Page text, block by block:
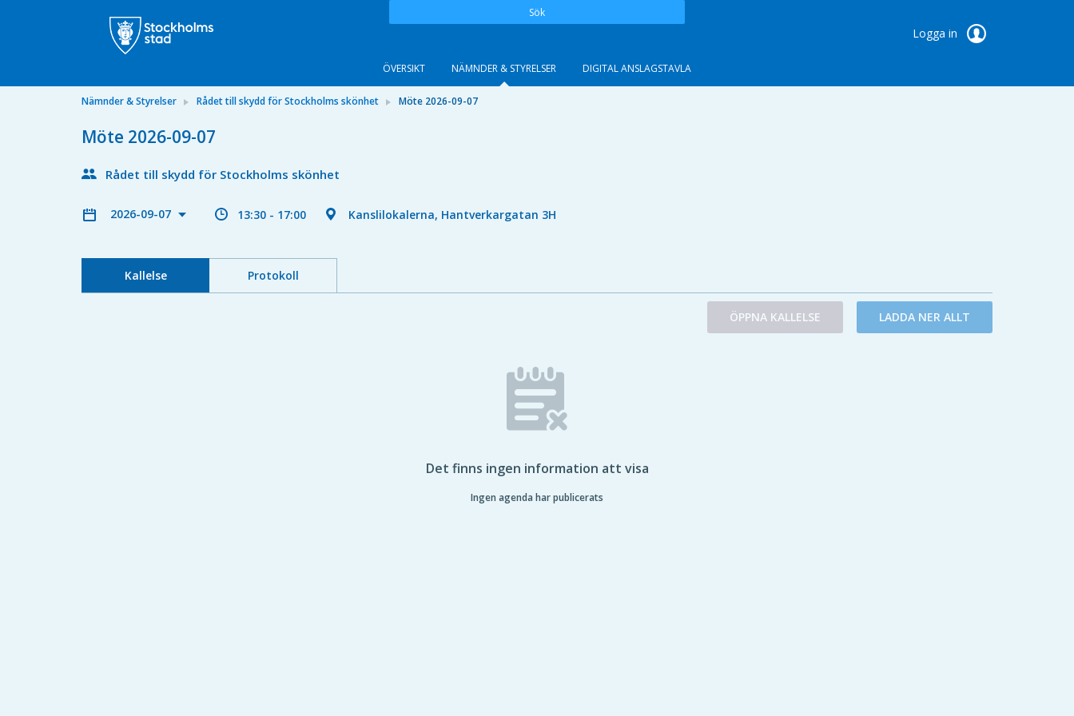
Sök
Logga in
ÖVERSIKT NÄMNDER & STYRELSER DIGITAL ANSLAGSTAVLA
Nämnder & Styrelser Rådet till skydd för Stockholms skönhet Möte 2026-09-07
Möte 2026-09-07
Rådet till skydd för Stockholms skönhet
2026-09-07 13:30 - 17:00 Kanslilokalerna, Hantverkargatan 3H
Kallelse Protokoll
ÖPPNA KALLELSE LADDA NER ALLT
Det finns ingen information att visa
Ingen agenda har publicerats